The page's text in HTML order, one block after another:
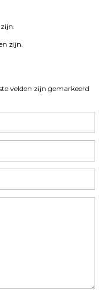
velden zijn gemarkeerd
zijn.